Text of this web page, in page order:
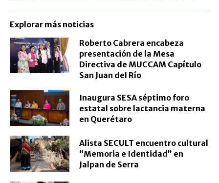
Explorar más noticias
Roberto Cabrera encabeza
presentación de la Mesa
Directiva de MUCCAM Capítulo
San Juan del Río
Inaugura SESA séptimo foro
estatal sobre lactancia materna
en Querétaro
Alista SECULT encuentro cultural
“Memoria e Identidad” en
Jalpan de Serra